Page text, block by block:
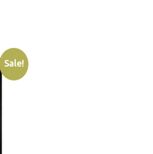
Sale!